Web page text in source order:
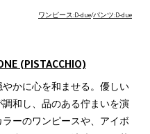
ワンピース:D-due/パンツ:D-due
(PISTACCHIO)
かに心を和ませる。優しい
和し、品のある佇まいを演
ーのワンピースや、アイボ